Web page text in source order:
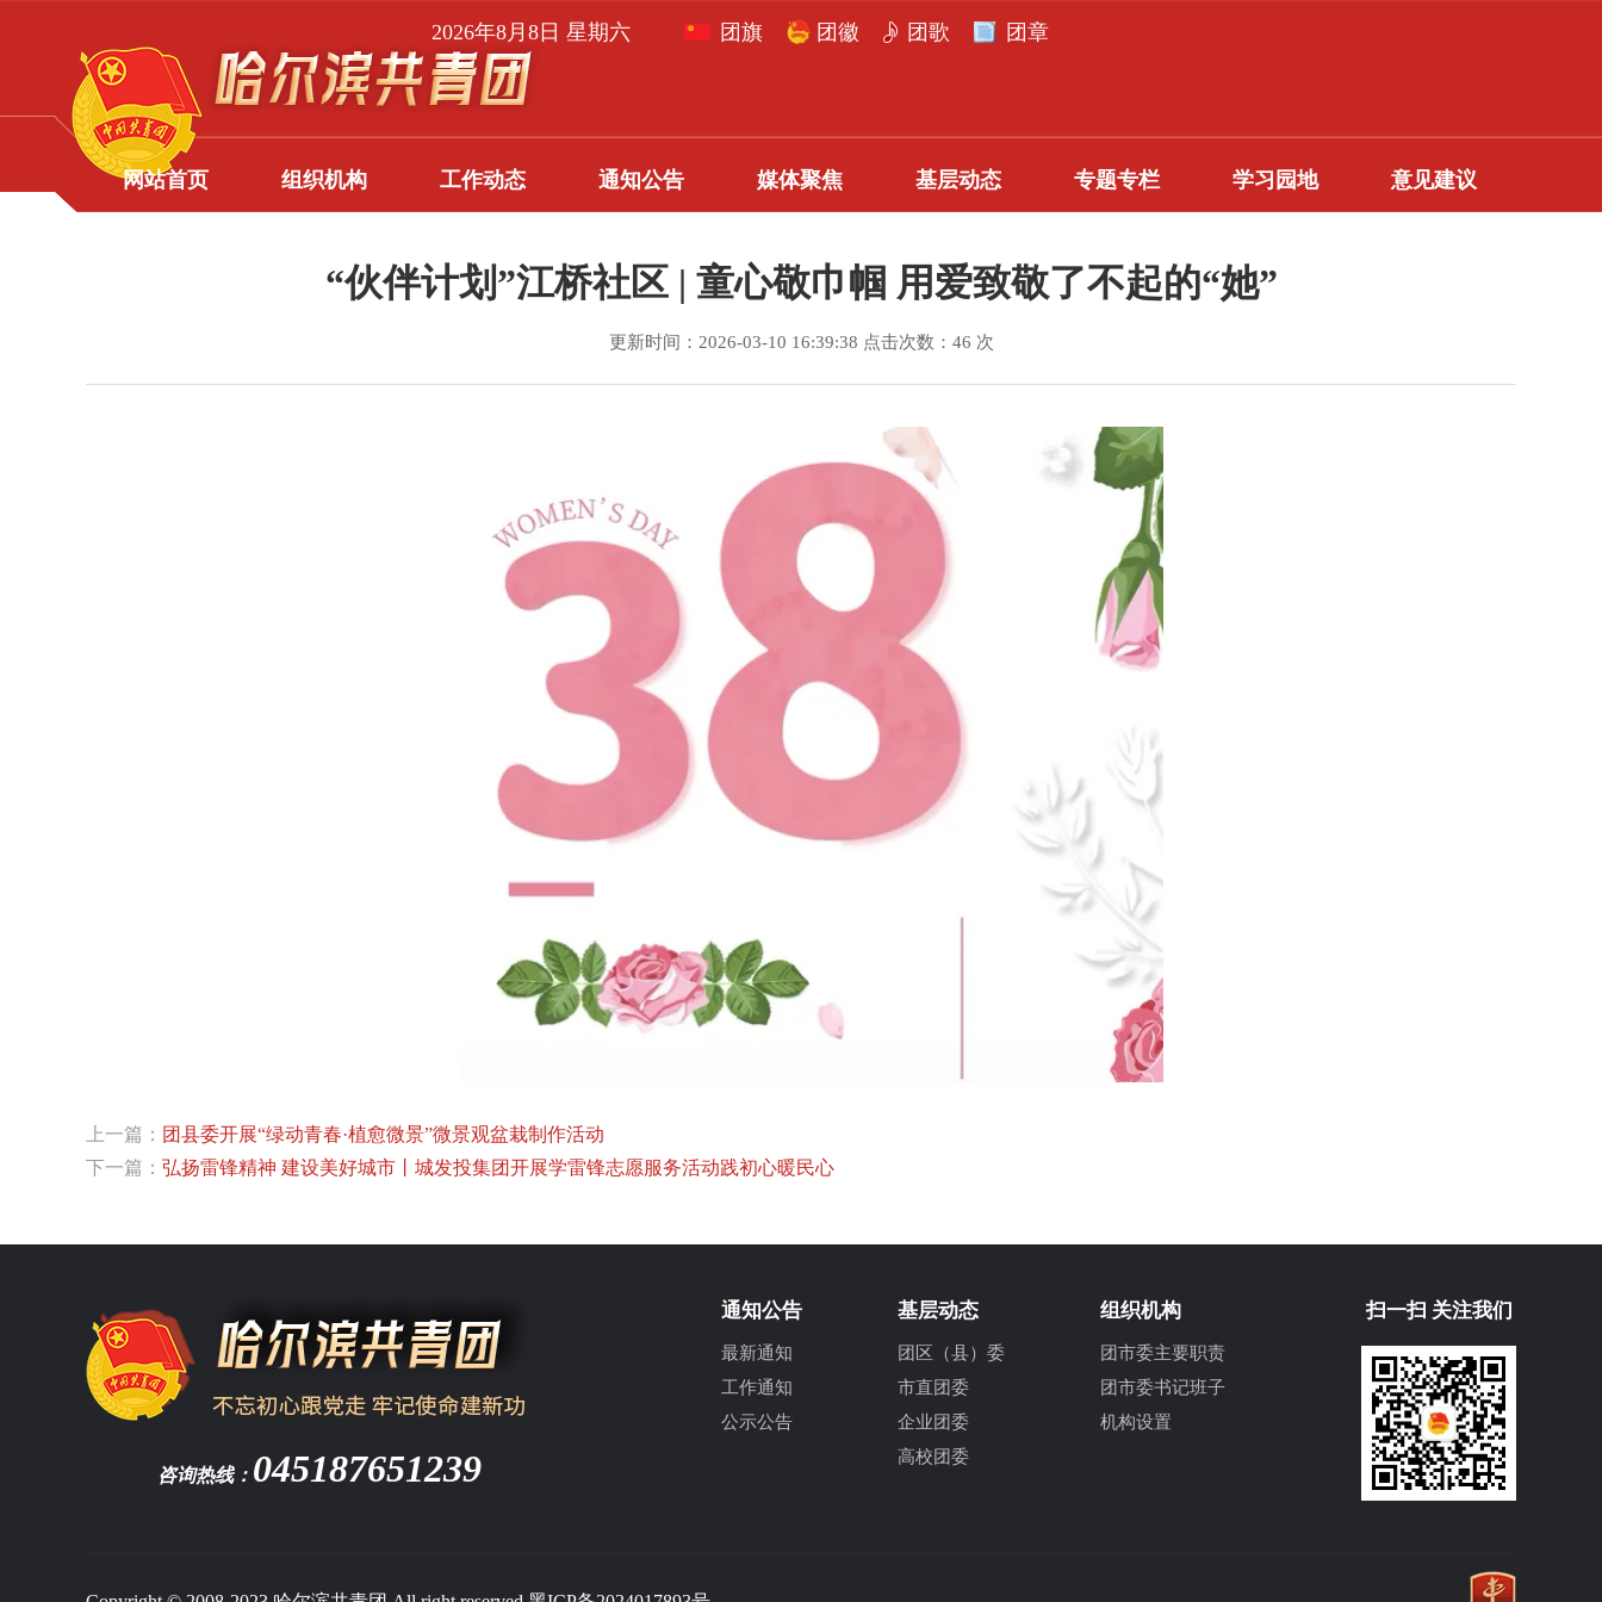
2026年8月8日 星期六 团旗 团徽 团歌 团章
网站首页 组织机构 工作动态 通知公告 媒体聚焦 基层动态 专题专栏 学习园地 意见建议
“伙伴计划”江桥社区 | 童心敬巾帼 用爱致敬了不起的“她”
更新时间：2026-03-10 16:39:38 点击次数：46 次
上一篇： 团县委开展“绿动青春·植愈微景”微景观盆栽制作活动
下一篇： 弘扬雷锋精神 建设美好城市丨城发投集团开展学雷锋志愿服务活动践初心暖民心
咨询热线： 045187651239
通知公告
最新通知
工作通知
公示公告
基层动态
团区（县）委
市直团委
企业团委
高校团委
组织机构
团市委主要职责
团市委书记班子
机构设置
扫一扫 关注我们